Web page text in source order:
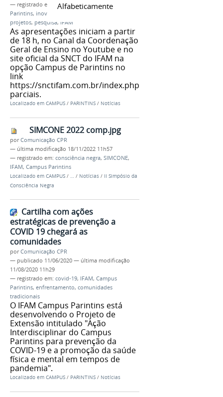
Alfabeticamente
— registrado em:
SNCT,PADCIT,PIBIC Jr,
Parintins, inovação tcnológica
projetos, pesquisa, IFAM
As apresentações iniciam a partir
de 18 h, no Canal da Coordenação
Geral de Ensino no Youtube e no
site oficial da SNCT do IFAM na
opção Campus de Parintins no
link
https://snctifam.com.br/index.php/apresentacoes-
parciais.
Localizado em CAMPUS / PARINTINS / Notícias
SIMCONE 2022 comp.jpg
porComunicação CPR
— última modificação 18/11/2022 11h57
— registrado em: consciência negra, SIMCONE,
IFAM, Campus Parintins
Localizado em CAMPUS / / Notícias / II Simpósio da
Consciência Negra
Cartilha com ações
estratégicas de prevenção a
COVID 19 chegará as
comunidades
porComunicação CPR
— publicado 11/06/2020 — última modificação
11/08/2020 11h29
— registrado em: covid-19, IFAM, Campus
Parintins, enfrentamento, comunidades
tradicionais
O IFAM Campus Parintins está
desenvolvendo o Projeto de
Extensão intitulado "Ação
Interdisciplinar do Campus
Parintins para prevenção da
COVID-19 e a promoção da saúde
física e mental em tempos de
pandemia".
Localizado em CAMPUS / PARINTINS / Notícias